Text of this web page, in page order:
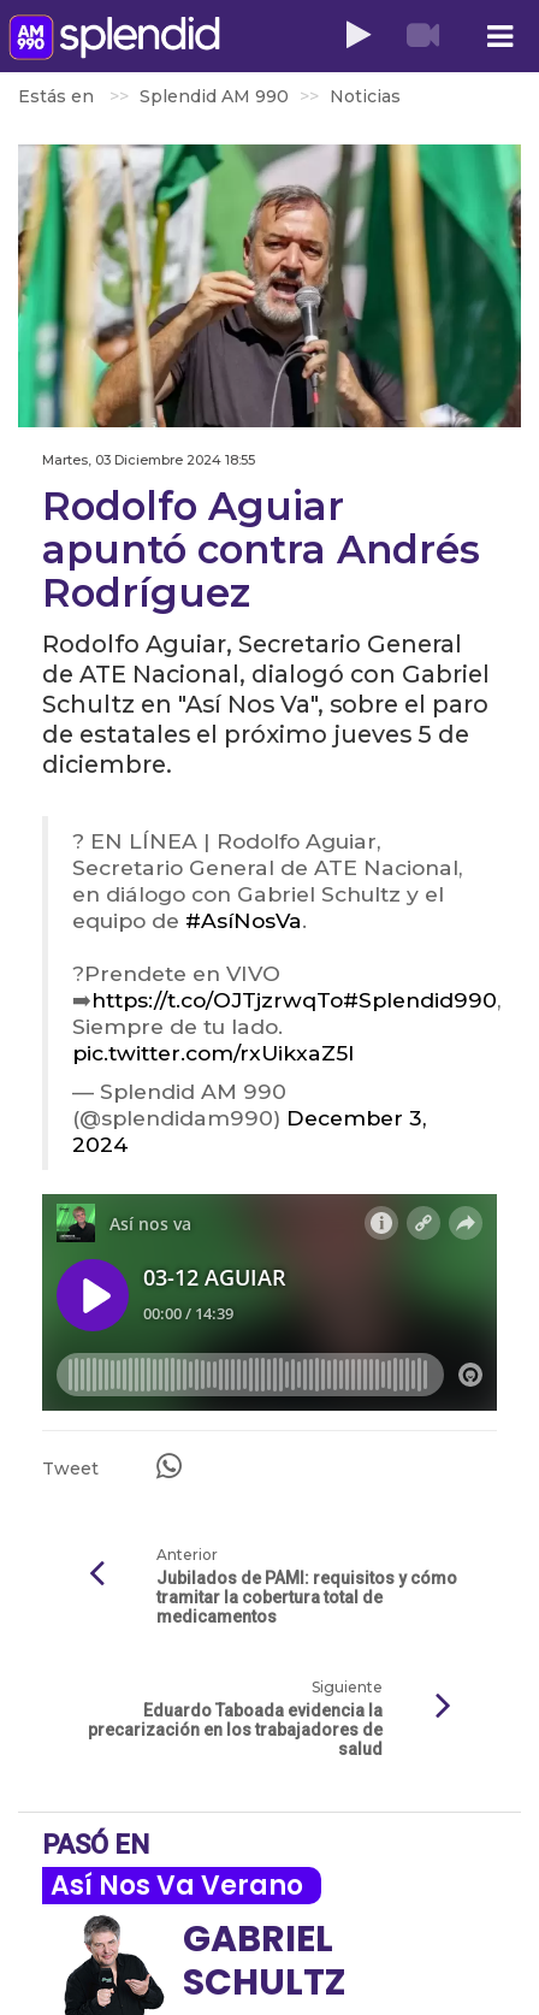
Estás en Splendid AM 990 Noticias
Martes, 03 Diciembre 2024 18:55
Rodolfo Aguiar
apuntó contra Andrés
Rodríguez
Rodolfo Aguiar, Secretario General
de ATE Nacional, dialogó con Gabriel
Schultz en "Así Nos Va", sobre el paro
de estatales el próximo jueves 5 de
diciembre.
? EN LÍNEA | Rodolfo Aguiar,
Secretario General de ATE Nacional,
en diálogo con Gabriel Schultz y el
equipo de #AsíNosVa.
?Prendete en VIVO
➡️https://t.co/OJTjzrwqTo#Splendid990,
Siempre de tu lado.
pic.twitter.com/rxUikxaZ5I
— Splendid AM 990
(@splendidam990) December 3,
2024
Tweet
Anterior
Jubilados de PAMI: requisitos y cómo
tramitar la cobertura total de
medicamentos
Siguiente
Eduardo Taboada evidencia la
precarización en los trabajadores de
salud
PASÓ EN
Así Nos Va Verano
GABRIEL
SCHULTZ